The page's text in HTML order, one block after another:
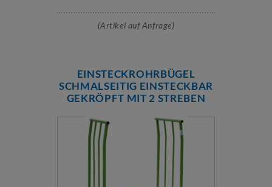
(Artikel auf Anfrage)
EINSTECKROHRBÜGEL
SCHMALSEITIG EINSTECKBAR
GEKRÖPFT MIT 2 STREBEN